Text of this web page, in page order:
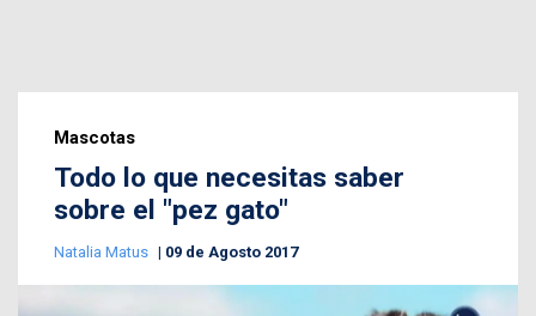
Mascotas
Todo lo que necesitas saber
sobre el "pez gato"
Natalia Matus 09 de Agosto 2017